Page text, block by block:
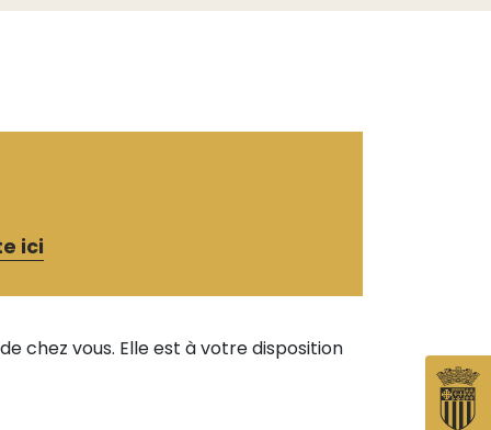
ici
chez vous. Elle est à votre disposition